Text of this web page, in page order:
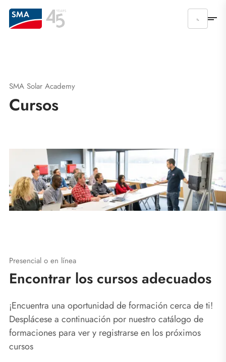
SMA Solar Academy
Cursos
Presencial o en línea
Encontrar los cursos adecuados
¡Encuentra una oportunidad de formación cerca de ti!
Desplácese a continuación por nuestro catálogo de
formaciones para ver y registrarse en los próximos
cursos